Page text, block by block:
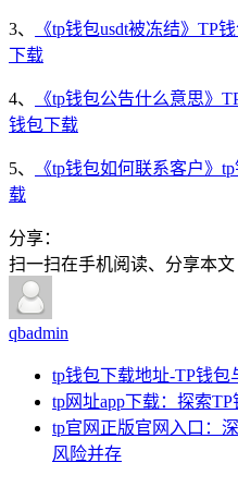
3、
《tp钱包usdt被冻结》TP
下载
4、
《tp钱包公告什么意思》
钱包下载
5、
《tp钱包如何联系客户》
载
分享：
扫一扫在手机阅读、分享本文
qbadmin
tp钱包下载地址-TP钱
tp网址app下载：探索
tp官网正版官网入口：
风险并存